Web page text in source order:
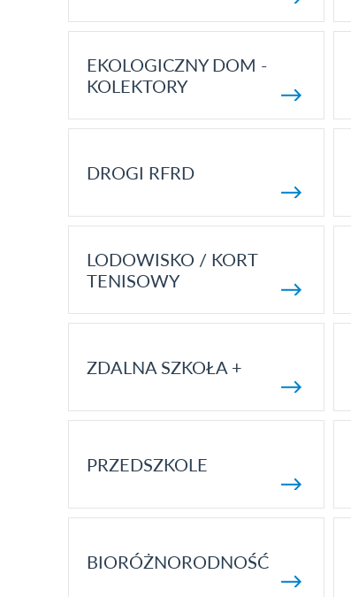
EKOLOGICZNY DOM -
KOLEKTORY
DROGI RFRD
LODOWISKO / KORT
TENISOWY
ZDALNA SZKOŁA +
PRZEDSZKOLE
BIORÓŻNORODNOŚĆ